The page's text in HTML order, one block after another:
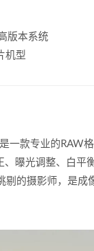
版本系统
机型
一款专业的RAW
、曝光调整、白平
剔的摄影师，是成